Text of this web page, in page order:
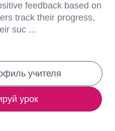
feedback based on
track their progress,
suc ...
учителя
урок